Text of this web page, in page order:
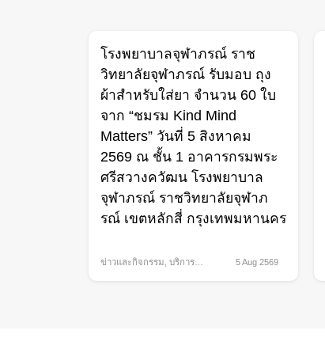
โรงพยาบาลจุฬาภรณ์ ราช
วิทยาลัยจุฬาภรณ์ รับมอบ ถุง
ผ้าสำหรับใส่ยา จำนวน 60 ใบ
จาก “ชมรม Kind Mind
Matters” วันที่ 5 สิงหาคม
2569 ณ ชั้น 1 อาคารกรมพระ
ศรีสวางควัฒน โรงพยาบาล
จุฬาภรณ์ ราชวิทยาลัยจุฬาภ
รณ์ เขตหลักสี่ กรุงเทพมหานคร
ข่าวและกิจกรรม บริการ
5 Aug 2569